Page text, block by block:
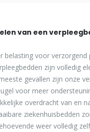
van een
belasting voor verzorgend
zijn volledig
gevallen zijn onze
voor meer
overdracht van en
ziekenhuisbedden
weer volledig